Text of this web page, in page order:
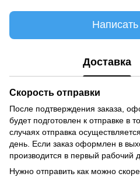
Доставка
Скорость отправки
После подтверждения заказа,
будет подготовлен к отправке в
случаях отправка
день. Если заказ оформлен в
производится в первый рабочий
Нужно отправить как можно